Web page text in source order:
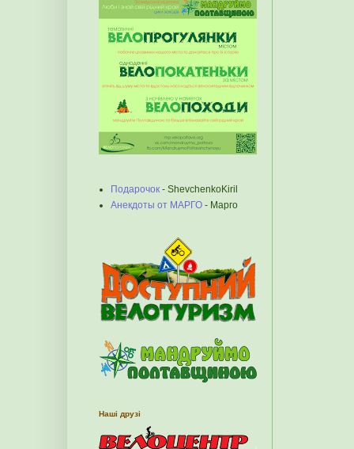
Подарочок - ShevchenkoKiril
Анекдоты от МАРГО - Марго
Наші друзі